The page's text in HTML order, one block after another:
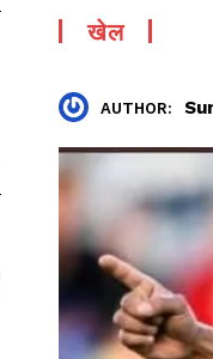
खेल
AUTHOR: